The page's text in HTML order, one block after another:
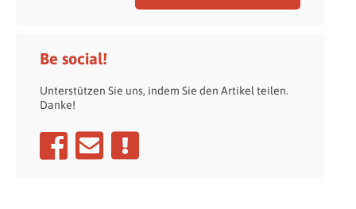
Be social!
Unterstützen Sie uns, indem Sie den Artikel teilen.
Danke!